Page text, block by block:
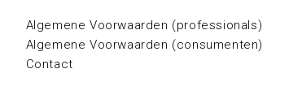
Algemene Voorwaarden (professionals)
Algemene Voorwaarden (consumenten)
Contact